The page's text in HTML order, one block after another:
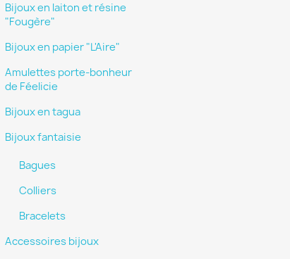
Bijoux en laiton et résine
"Fougère"
Bijoux en papier "L'Aire"
Amulettes porte-bonheur
de Féelicie
Bijoux en tagua
Bijoux fantaisie
Bagues
Colliers
Bracelets
Accessoires bijoux